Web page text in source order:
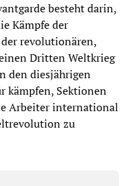
besteht darin,
Kämpfe der
revolutionären,
Dritten Weltkrieg
den diesjährigen
kämpfen, Sektionen
Arbeiter international
zu